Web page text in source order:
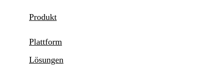
Produkt
Plattform
Lösungen